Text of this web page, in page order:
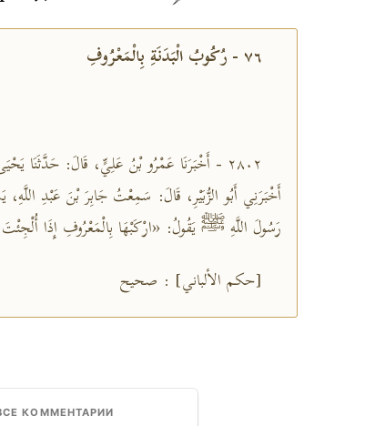
٧٦ - رُكُوبُ الْبَدَنَةِ بِالْمَعْرُوفِ
٢٨٠٢ - أَخْبَرَنَا عَمْرُو بْنُ عَلِيٍّ، قَالَ: حَدَّثَنَا
أَخْبَرَنِي أَبُو الزُّبَيْرِ، قَالَ: سَمِعْتُ جَابِرَ بْنَ عَبْدِ
رَسُولَ اللَّهِ ﷺ يَقُولُ: «ارْكَبْهَا بِالْمَعْرُوفِ إِذَا
[حكم الألباني] : صحيح
КОММЕНТАРИИ